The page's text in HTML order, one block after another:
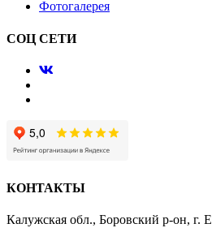
Фотогалерея
СОЦ СЕТИ
КОНТАКТЫ
Калужская обл., Боровский р-он, г.